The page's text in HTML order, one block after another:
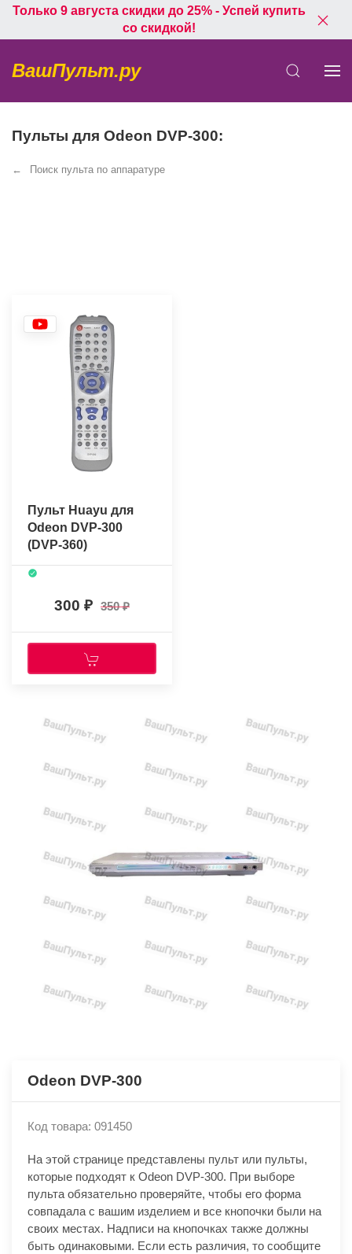
Только 9 августа скидки до 25% - Успей купить
со скидкой!
ВашПульт.ру
Пульты для Odeon DVP-300:
Поиск пульта по аппаратуре
Пульт Huayu для
Odeon DVP-300
(DVP-360)
300 350
Odeon DVP-300
Код товара: 091450
На этой странице представлены пульт или пульты,
которые подходят к Odeon DVP-300. При выборе
пульта обязательно проверяйте, чтобы его форма
совпадала с вашим изделием и все кнопочки были на
своих местах. Надписи на кнопочках также должны
быть одинаковыми. Если есть различия, то сообщите